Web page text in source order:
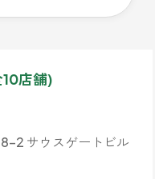
店舗)
2 サウスゲートビル